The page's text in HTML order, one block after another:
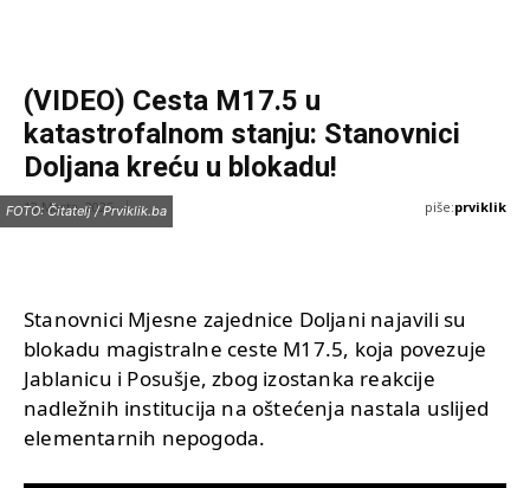
(VIDEO) Cesta M17.5 u
katastrofalnom stanju: Stanovnici
Doljana kreću u blokadu!
13 Marta, 2025 piše:prviklik
FOTO: Čitatelj / Prviklik.ba
Stanovnici Mjesne zajednice Doljani najavili su
blokadu magistralne ceste M17.5, koja povezuje
Jablanicu i Posušje, zbog izostanka reakcije
nadležnih institucija na oštećenja nastala uslijed
elementarnih nepogoda.